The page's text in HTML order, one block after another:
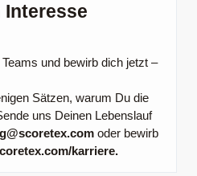
Interesse
und bewirb dich jetzt –
Sätzen, warum Du die
uns Deinen Lebenslauf
oder bewirb
karriere.